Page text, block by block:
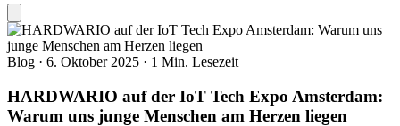
Blog · 6. Oktober 2025 · 1 Min. Lesezeit
HARDWARIO auf der IoT Tech Expo Amsterdam:
Warum uns junge Menschen am Herzen liegen